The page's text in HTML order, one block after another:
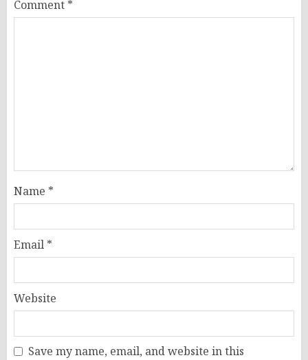
Comment *
Name *
Email *
Website
Save my name, email, and website in this